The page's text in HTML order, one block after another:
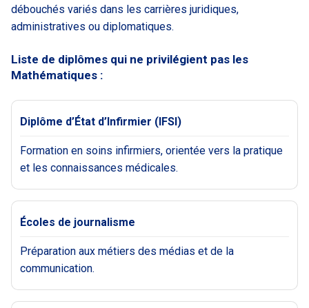
débouchés variés dans les carrières juridiques,
administratives ou diplomatiques.
Liste de diplômes qui ne privilégient pas les
Mathématiques :
Diplôme d’État d’Infirmier (IFSI)
Formation en soins infirmiers, orientée vers la pratique
et les connaissances médicales.
Écoles de journalisme
Préparation aux métiers des médias et de la
communication.